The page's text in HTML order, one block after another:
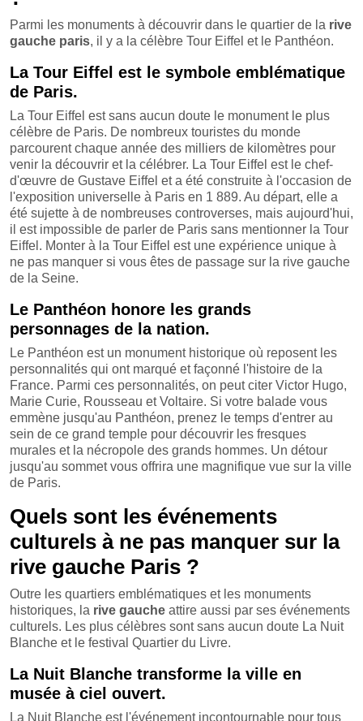
Parmi les monuments à découvrir dans le quartier de la rive
gauche paris, il y a la célèbre Tour Eiffel et le Panthéon.
La Tour Eiffel est le symbole emblématique
de Paris.
La Tour Eiffel est sans aucun doute le monument le plus
célèbre de Paris. De nombreux touristes du monde
parcourent chaque année des milliers de kilomètres pour
venir la découvrir et la célébrer. La Tour Eiffel est le chef-
d'œuvre de Gustave Eiffel et a été construite à l'occasion de
l'exposition universelle à Paris en 1 889. Au départ, elle a
été sujette à de nombreuses controverses, mais aujourd'hui,
il est impossible de parler de Paris sans mentionner la Tour
Eiffel. Monter à la Tour Eiffel est une expérience unique à
ne pas manquer si vous êtes de passage sur la rive gauche
de la Seine.
Le Panthéon honore les grands
personnages de la nation.
Le Panthéon est un monument historique où reposent les
personnalités qui ont marqué et façonné l'histoire de la
France. Parmi ces personnalités, on peut citer Victor Hugo,
Marie Curie, Rousseau et Voltaire. Si votre balade vous
emmène jusqu'au Panthéon, prenez le temps d'entrer au
sein de ce grand temple pour découvrir les fresques
murales et la nécropole des grands hommes. Un détour
jusqu'au sommet vous offrira une magnifique vue sur la ville
de Paris.
Quels sont les événements
culturels à ne pas manquer sur la
rive gauche Paris ?
Outre les quartiers emblématiques et les monuments
historiques, la rive gauche attire aussi par ses événements
culturels. Les plus célèbres sont sans aucun doute La Nuit
Blanche et le festival Quartier du Livre.
La Nuit Blanche transforme la ville en
musée à ciel ouvert.
La Nuit Blanche est l'événement incontournable pour tous